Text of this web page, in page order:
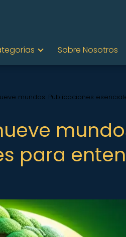
Sobre Nosotros
mundos: Publicaciones
para